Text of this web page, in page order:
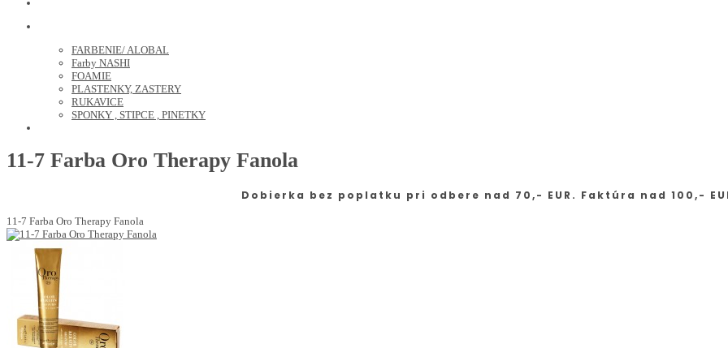
FARBENIE/ ALOBAL
Farby NASHI
FOAMIE
PLASTENKY, ZASTERY
RUKAVICE
SPONKY , STIPCE , PINETKY
11-7 Farba Oro Therapy Fanola
Dobierka bez poplatku pri odbere nad 70,- EUR. Faktúra nad 100,-
11-7 Farba Oro Therapy Fanola